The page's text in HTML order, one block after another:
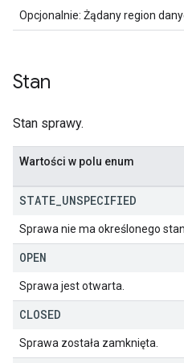
Opcjonalnie: Żądany region
Stan
Stan sprawy.
Wartości w polu enum
STATE UNSPECIFIED
Sprawa nie ma określonego
OPEN
Sprawa jest otwarta.
CLOSED
Sprawa została zamknięta.